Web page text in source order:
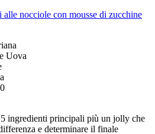
nocciole con mousse di zucchine
Uova
5 ingredienti principali più un jolly che
e determinare il finale